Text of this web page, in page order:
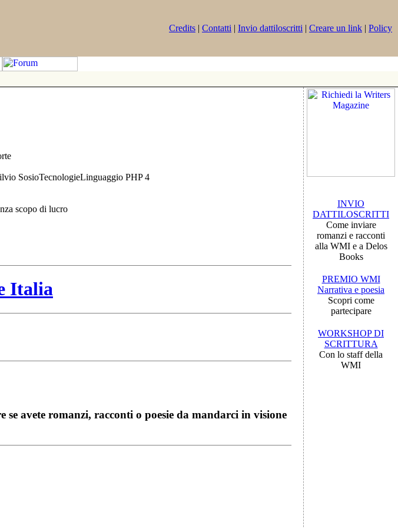
Credits | Contatti | Invio dattiloscritti | Creare un link | Policy
SosioTecnologieLinguaggio PHP 4
scopo di lucro
Italia
se avete romanzi, racconti o poesie da mandarci in visione
INVIO
DATTILOSCRITTI
Come inviare
romanzi e racconti
alla WMI e a Delos
Books
PREMIO WMI
Narrativa e poesia
Scopri come
partecipare
WORKSHOP DI
SCRITTURA
Con lo staff della
WMI